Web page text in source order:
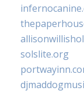
solslite.org